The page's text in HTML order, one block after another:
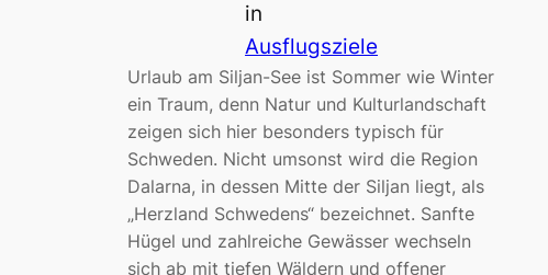
in
Ausflugsziele
Urlaub am Siljan-See ist Sommer wie Winter
ein Traum, denn Natur und Kulturlandschaft
zeigen sich hier besonders typisch für
Schweden. Nicht umsonst wird die Region
Dalarna, in dessen Mitte der Siljan liegt, als
„Herzland Schwedens“ bezeichnet. Sanfte
Hügel und zahlreiche Gewässer wechseln
sich ab mit tiefen Wäldern und offener